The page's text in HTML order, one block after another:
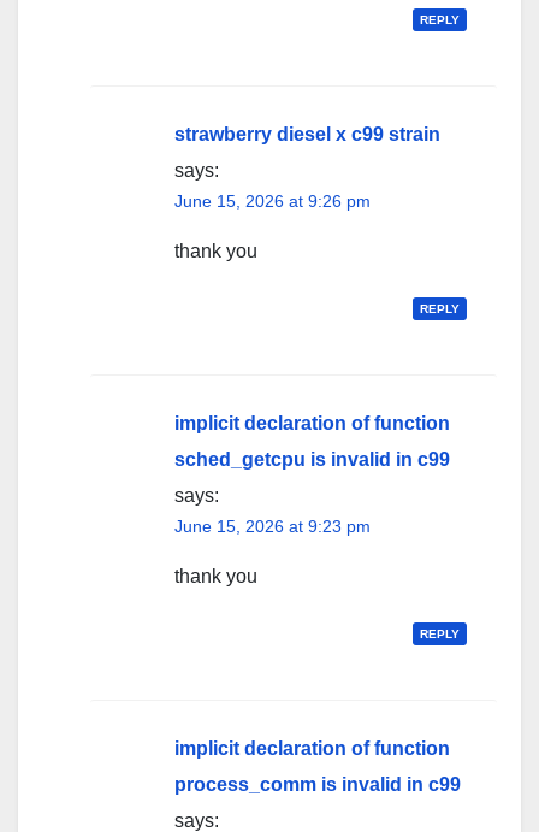
REPLY
strawberry diesel x c99 strain
says:
June 15, 2026 at 9:26 pm
thank you
REPLY
implicit declaration of function
sched_getcpu is invalid in c99
says:
June 15, 2026 at 9:23 pm
thank you
REPLY
implicit declaration of function
process_comm is invalid in c99
says: